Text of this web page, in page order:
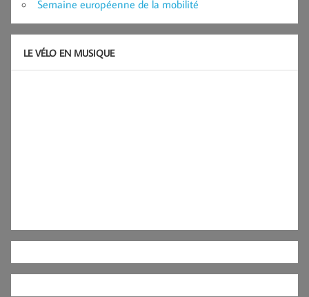
Semaine européenne de la mobilité
LE VÉLO EN MUSIQUE